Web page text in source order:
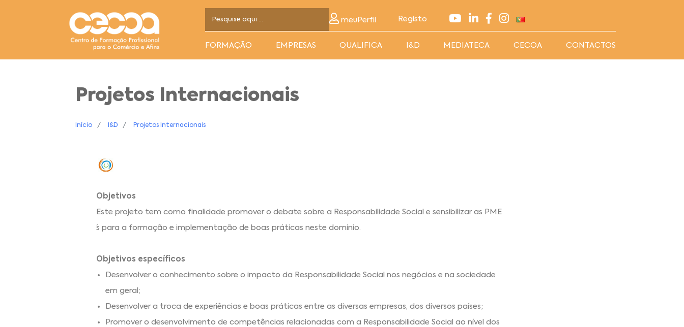
meuPerfil Registo
FORMAÇÃO EMPRESAS QUALIFICA I&D MEDIATECA CECOA CONTACTOS
Projetos Internacionais
Início I&D Projetos Internacionais
Objetivos
Este projeto tem como finalidade promover o debate sobre a Responsabilidade Social e sensibilizar as PME
´s para a formação e implementação de boas práticas neste domínio.
Objetivos específicos
Desenvolver o conhecimento sobre o impacto da Responsabilidade Social nos negócios e na sociedade
em geral;
Desenvolver a troca de experiências e boas práticas entre as diversas empresas, dos diversos países;
Promover o desenvolvimento de competências relacionadas com a Responsabilidade Social ao nível dos